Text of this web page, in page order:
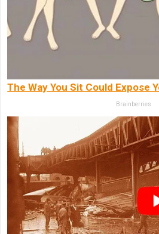
The Way You Sit Could Expose
Brainberries